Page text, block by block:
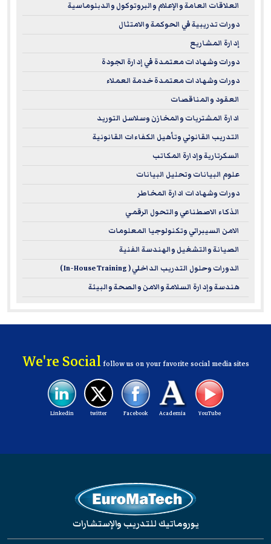
internationally recognized learning opportunities that
support career advancement, foster professional growth,
and help achieve long-term objectives in line with the
highest standards of quality and excellence.
Complaints regarding registered sponsors may be
submitted to the National Registry of CPE Sponsors through
www.learningmarket.org
العلاقات العامة والإعلام والبروتوكول والدبلوماسية
دورات تدريبية في الحوكمة والامتثال
إدارة المشاريع
دورات وشهادات معتمدة في إدارة الجودة
دورات وشهادات معتمدة خدمة العملاء
العقود والمناقصات
ادارة المشتريات والمخازن وسلاسل التوريد
التدريب القانوني وتأهيل الكفاءات القانونية
السكرتارية وإدارة المكاتب
علوم البيانات وتحليل البيانات
دورات وشهادات ادارة المخاطر
الذكاء الاصطناعي والتحول الرقمي
الامن السيبراني وتكنولوجيا المعلومات
الصيانة والتشغيل والهندسة الفنية
الدورات وحلول التدريب الداخلي ( In-House Training )
هندسة وإدارة السلامة والامن والصحة والبيئة
We're Socialfollow us on your favorite social media sites
YouTube
Academia
Facebook
twitter
Linkedin
يوروماتيك للتدريب والإستشارات